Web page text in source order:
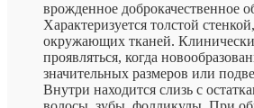
врожденное доброкачественное
Характеризуется толстой
окружающих тканей.
проявляться, когда
значительных размеров или
Внутри находится слизь с